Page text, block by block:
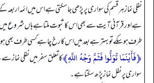
نفلی نماز ہر قسم کی سواری پر پڑھی جا سکتی ہے اس میں ائمہ
ہے اور قرآنی آیت سے بھی اس کا ثبوت ملتا ہے ہاں شروع میں
طرف ہو سکے تو بہتر ہے بعد میں اس کا رخ چاہے کسی طرف بھی
﴿فَأَيْنَمَا تُوَلُّوا فَثَمَّ وَجْهُ اللَّهِ﴾کا تعلق سفرمیں نفلی نماز
سواری پر نفل نماز پڑھ سکتا ہے۔